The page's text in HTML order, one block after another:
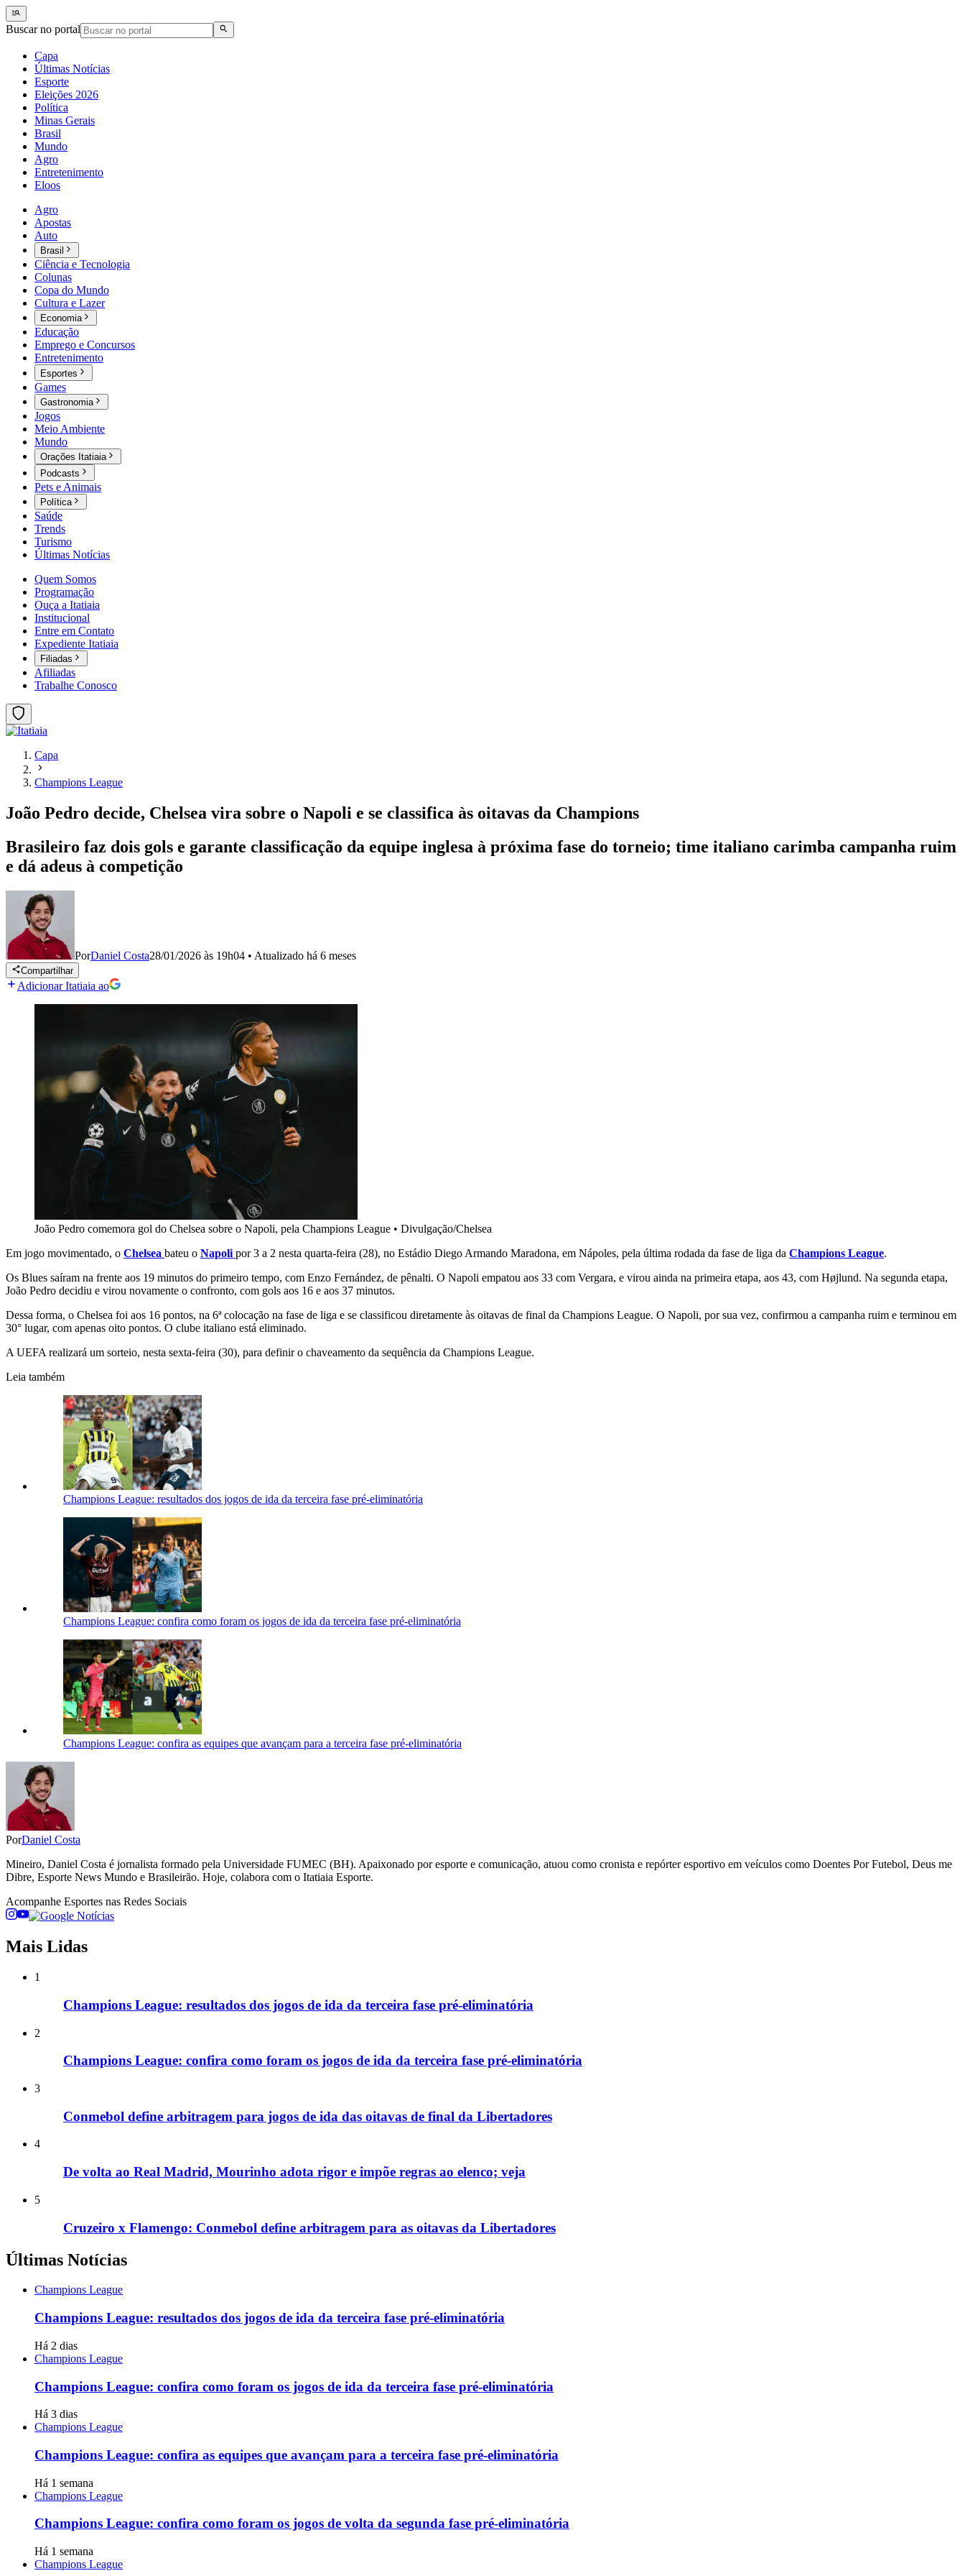
Buscar no portal
Capa
Últimas Notícias
Esporte
Eleições 2026
Política
Minas Gerais
Brasil
Mundo
Agro
Entretenimento
Eloos
Agro
Apostas
Auto
Brasil
Ciência e Tecnologia
Colunas
Copa do Mundo
Cultura e Lazer
Economia
Educação
Emprego e Concursos
Entretenimento
Esportes
Games
Gastronomia
Jogos
Meio Ambiente
Mundo
Orações Itatiaia
Podcasts
Pets e Animais
Política
Saúde
Trends
Turismo
Últimas Notícias
Quem Somos
Programação
Ouça a Itatiaia
Institucional
Entre em Contato
Expediente Itatiaia
Filiadas
Afiliadas
Trabalhe Conosco
Capa
Champions League
João Pedro decide, Chelsea vira sobre o Napoli e se classifica às oitavas da Champions
Brasileiro faz dois gols e garante classificação da equipe inglesa à próxima fase do torneio; time italiano carimba campanha ruim
e dá adeus à competição
PorDaniel Costa28/01/2026 às 19h04 • Atualizado há 6 meses
Compartilhar
Adicionar Itatiaia ao
João Pedro comemora gol do Chelsea sobre o Napoli, pela Champions League • Divulgação/Chelsea
Em jogo movimentado, o Chelsea bateu o Napoli por 3 a 2 nesta quarta-feira (28), no Estádio Diego Armando Maradona, em Nápoles, pela última rodada da fase de liga da Champions League.
Os Blues saíram na frente aos 19 minutos do primeiro tempo, com Enzo Fernández, de pênalti. O Napoli empatou aos 33 com Vergara, e virou ainda na primeira etapa, aos 43, com Højlund. Na segunda etapa,
João Pedro decidiu e virou novamente o confronto, com gols aos 16 e aos 37 minutos.
Dessa forma, o Chelsea foi aos 16 pontos, na 6ª colocação na fase de liga e se classificou diretamente às oitavas de final da Champions League. O Napoli, por sua vez, confirmou a campanha ruim e terminou em
30° lugar, com apenas oito pontos. O clube italiano está eliminado.
A UEFA realizará um sorteio, nesta sexta-feira (30), para definir o chaveamento da sequência da Champions League.
Leia também
Champions League: resultados dos jogos de ida da terceira fase pré-eliminatória
Champions League: confira como foram os jogos de ida da terceira fase pré-eliminatória
Champions League: confira as equipes que avançam para a terceira fase pré-eliminatória
PorDaniel Costa
Mineiro, Daniel Costa é jornalista formado pela Universidade FUMEC (BH). Apaixonado por esporte e comunicação, atuou como cronista e repórter esportivo em veículos como Doentes Por Futebol, Deus me
Dibre, Esporte News Mundo e Brasileirão. Hoje, colabora com o Itatiaia Esporte.
Acompanhe Esportes nas Redes Sociais
Mais Lidas
1
Champions League: resultados dos jogos de ida da terceira fase pré-eliminatória
2
Champions League: confira como foram os jogos de ida da terceira fase pré-eliminatória
3
Conmebol define arbitragem para jogos de ida das oitavas de final da Libertadores
4
De volta ao Real Madrid, Mourinho adota rigor e impõe regras ao elenco; veja
5
Cruzeiro x Flamengo: Conmebol define arbitragem para as oitavas da Libertadores
Últimas Notícias
Champions League
Champions League: resultados dos jogos de ida da terceira fase pré-eliminatória
Há 2 dias
Champions League
Champions League: confira como foram os jogos de ida da terceira fase pré-eliminatória
Há 3 dias
Champions League
Champions League: confira as equipes que avançam para a terceira fase pré-eliminatória
Há 1 semana
Champions League
Champions League: confira como foram os jogos de volta da segunda fase pré-eliminatória
Há 1 semana
Champions League